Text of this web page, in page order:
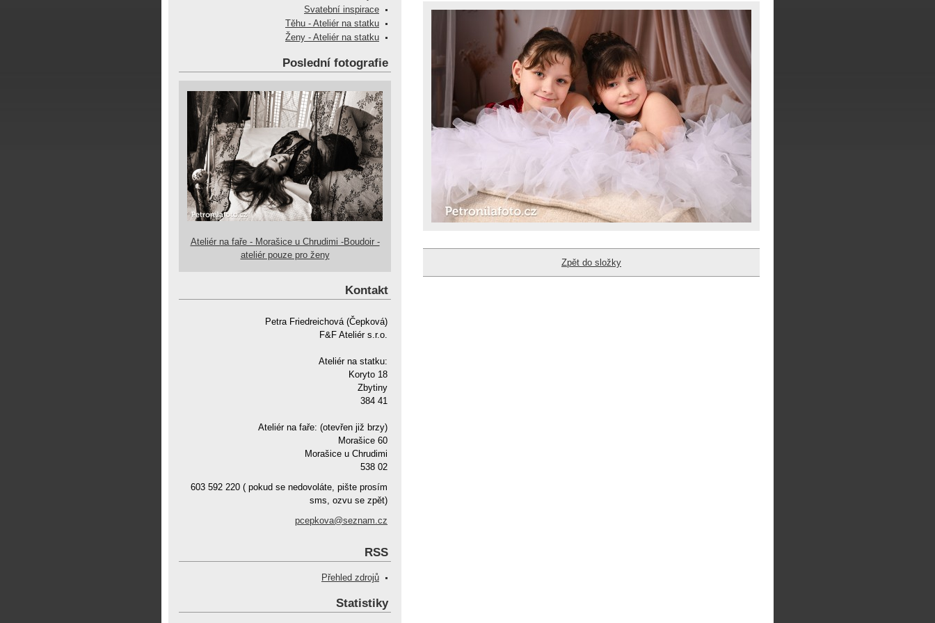
Zpět do složky
Svatební inspirace
Těhu - Ateliér na statku
Ženy - Ateliér na statku
Poslední fotografie
Ateliér na faře - Morašice u Chrudimi -Boudoir -
ateliér pouze pro ženy
Kontakt
Petra Friedreichová (Čepková)
F&F Ateliér s.r.o.
Ateliér na statku:
Koryto 18
Zbytiny
384 41
Ateliér na faře: (otevřen již brzy)
Morašice 60
Morašice u Chrudimi
538 02
603 592 220 ( pokud se nedovoláte, pište prosím
sms, ozvu se zpět)
pcepkova@seznam.cz
RSS
Přehled zdrojů
Statistiky